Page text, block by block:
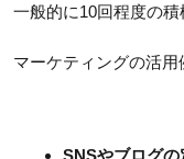
一般的に10回程度の積
マーケティングの活用
SNSやブログの